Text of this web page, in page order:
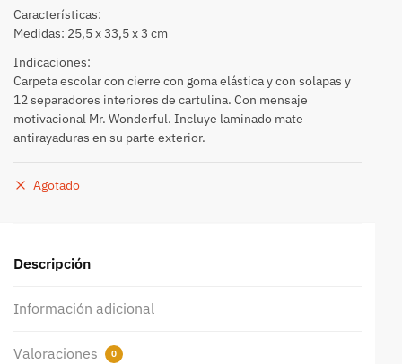
Características:
Medidas: 25,5 x 33,5 x 3 cm
Indicaciones:
Carpeta escolar con cierre con goma elástica y con solapas y
12 separadores interiores de cartulina. Con mensaje
motivacional Mr. Wonderful. Incluye laminado mate
antirayaduras en su parte exterior.
Agotado
Descripción
Información adicional
Valoraciones 0